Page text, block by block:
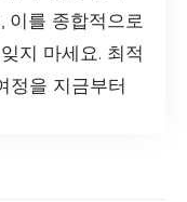
이를 종합적으로
지 마세요. 최적
정을 지금부터